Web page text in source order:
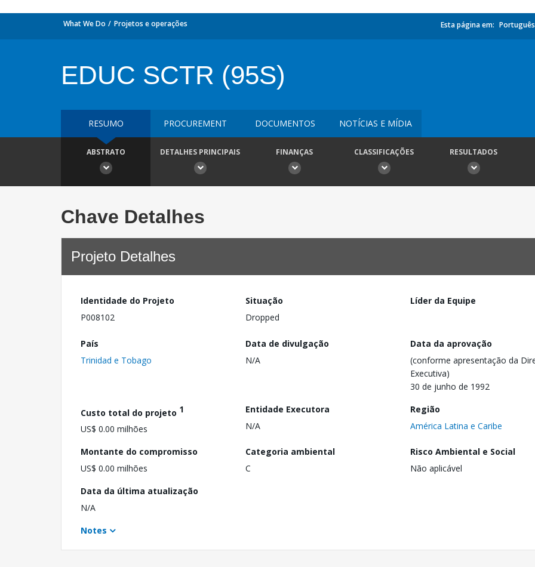
What We Do Projetos e operações Esta página em: Português
EDUC SCTR (95S)
RESUMO PROCUREMENT DOCUMENTOS NOTÍCIAS E MÍDIA
ABSTRATO DETALHES PRINCIPAIS FINANÇAS CLASSIFICAÇÕES RESULTADOS
Chave Detalhes
Projeto Detalhes
Identidade do Projeto
P008102
Situação
Dropped
Líder da Equipe
País
Trinidad e Tobago
Data de divulgação
N/A
Data da aprovação
(conforme apresentação da
Executiva)
30 de junho de 1992
Custo total do projeto 1
US$ 0.00 milhões
Entidade Executora
N/A
Região
América Latina e Caribe
Montante do compromisso
US$ 0.00 milhões
Categoria ambiental
C
Risco Ambiental e Social
Não aplicável
Data da última atualização
N/A
Notes